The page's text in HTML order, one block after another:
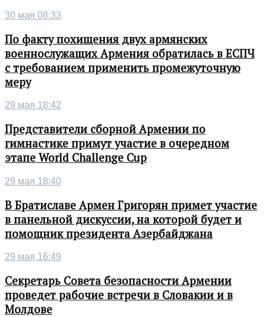
30 мая 08:33
По факту похищения двух армянских
военнослужащих Армения обратилась в ЕСПЧ
с требованием применить промежуточную
меру
29 мая 18:42
Представители сборной Армении по
гимнастике примут участие в очередном
этапе World Challenge Cup
29 мая 18:40
В Братиславе Армен Григорян примет участие
в панельной дискуссии, на которой будет и
помощник президента Азербайджана
29 мая 16:49
Секретарь Совета безопасности Армении
проведет рабочие встречи в Словакии и в
Молдове